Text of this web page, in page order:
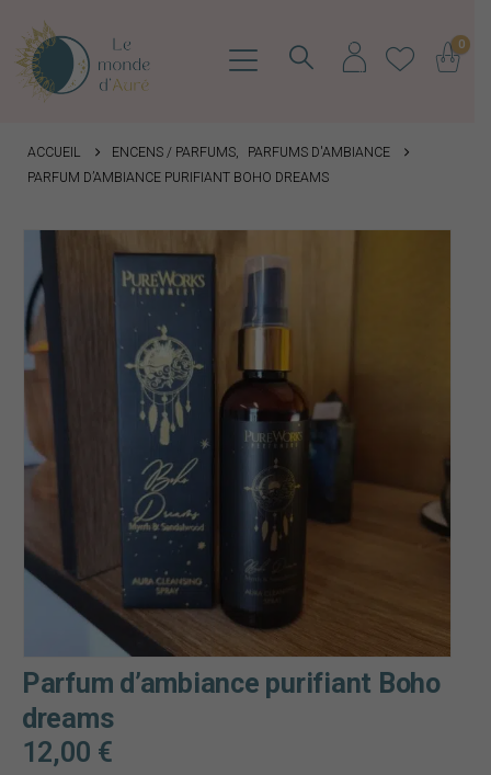
0
ACCUEIL ENCENS / PARFUMS,
PARFUMS D'AMBIANCE
PARFUM D’AMBIANCE PURIFIANT BOHO DREAMS
Parfum d’ambiance purifiant Boho
dreams
12,00 €